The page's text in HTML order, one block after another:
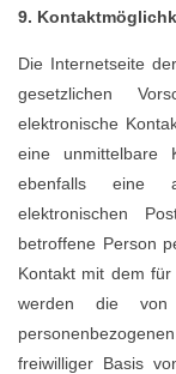
9.
Die Internetseite
gesetzlichen
elektronische
eine unmittelbare
ebenfalls eine
elektronischen
betroffene Person
Kontakt mit dem für
werden die von
freiwilliger Basis